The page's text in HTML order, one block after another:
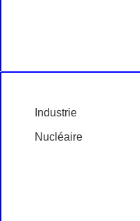
Industrie
Nucléaire